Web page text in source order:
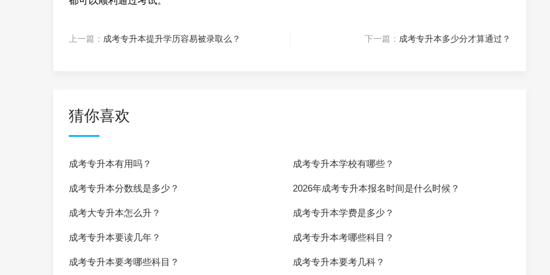
上一篇： 成考专升本提升学历容易被录取么？ 下一篇： 成考专升本多少分才算通过？
猜你喜欢
成考专升本有用吗？ 成考专升本学校有哪些？
成考专升本分数线是多少？ 2026年成考专升本报名时间是什么时候？
成考大专升本怎么升？ 成考专升本学费是多少？
成考专升本要读几年？ 成考专升本考哪些科目？
成考专升本要考哪些科目？ 成考专升本要考几科？